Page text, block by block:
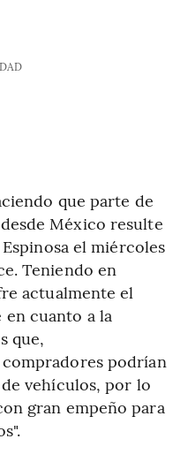
que parte de
México resulte
el miércoles
Teniendo en
actualmente el
cuanto a la
que,
podrían
vehículos, por lo
gran empeño para